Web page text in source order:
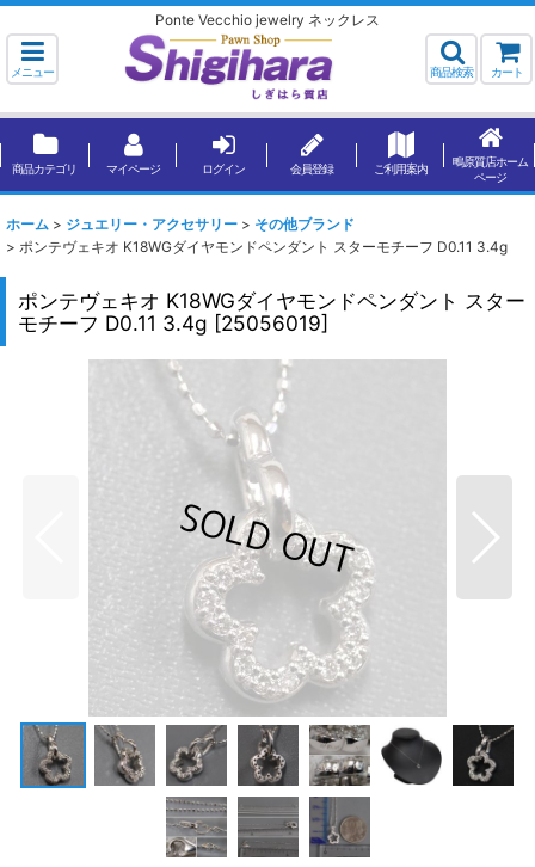
Ponte Vecchio jewelry ネックレス
メニュー 商品検索 カート
商品カテゴリ マイページ ログイン 会員登録 ご利用案内
鴫原質店ホーム
ページ
ホーム > ジュエリー・アクセサリー > その他ブランド
> ポンテヴェキオ K18WGダイヤモンドペンダント スターモチーフ D0.11 3.4g
ポンテヴェキオ K18WGダイヤモンドペンダント スター
モチーフ D0.11 3.4g [25056019]